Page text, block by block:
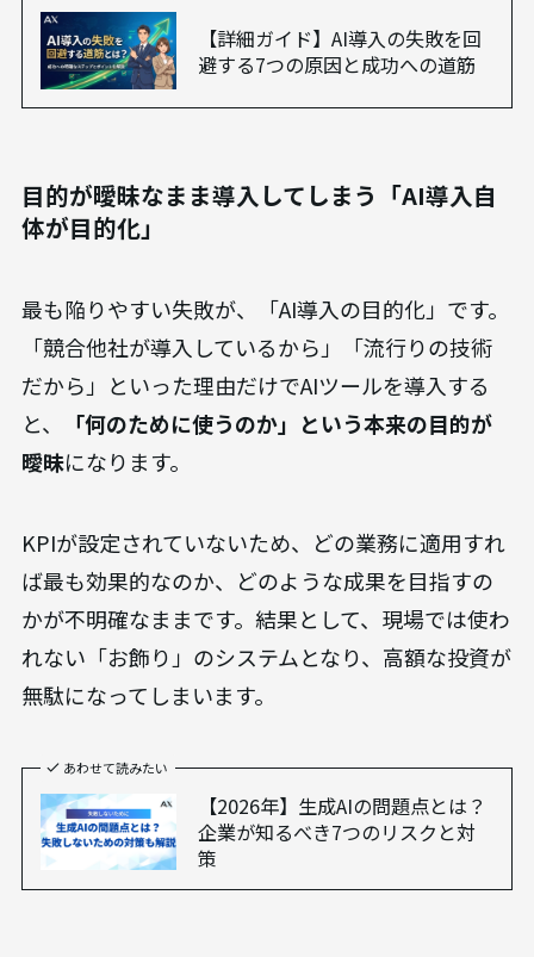
【詳細ガイド】AI導入の失敗を回
避する7つの原因と成功への道筋
目的が曖昧なまま導入してしまう「AI導入自
体が目的化」
最も陥りやすい失敗が、「AI導入の目的化」です。
「競合他社が導入しているから」「流行りの技術
だから」といった理由だけでAIツールを導入する
と、
「何のために使うのか」という本来の目的が
曖昧になります。
KPIが設定されていないため、どの業務に適用すれ
ば最も効果的なのか、どのような成果を目指すの
かが不明確なままです。結果として、現場では使わ
れない「お飾り」のシステムとなり、高額な投資が
無駄になってしまいます。
あわせて読みたい
【2026年】生成AIの問題点とは？
企業が知るべき7つのリスクと対
策